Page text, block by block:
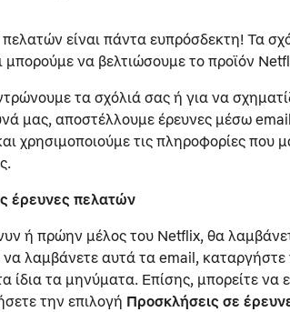
είναι πάντα ευπρόσδεκτη! Τα
μπορούμε να βελτιώσουμε το προϊόν
τα σχόλιά σας ή για να
μας, αποστέλλουμε έρευνες μέσω
χρησιμοποιούμε τις πληροφορίες που
έρευνες πελατών
ή πρώην μέλος του Netflix, θα
λαμβάνετε αυτά τα email,
ίδια τα μηνύματα. Επίσης, μπορείτε να
την επιλογή Προσκλήσεις σε